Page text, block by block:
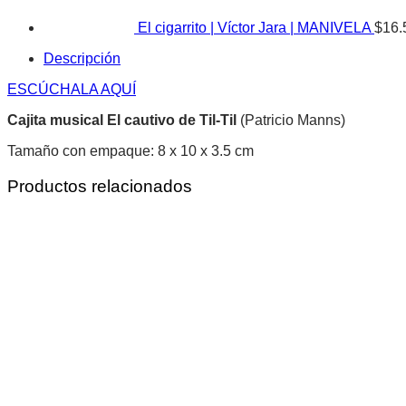
El cigarrito | Víctor Jara | MANIVELA $
Descripción
ESCÚCHALA AQUÍ
Cajita musical El cautivo de Til-Til (Patricio Manns)
Tamaño con empaque: 8 x 10 x 3.5 cm
Productos relacionados